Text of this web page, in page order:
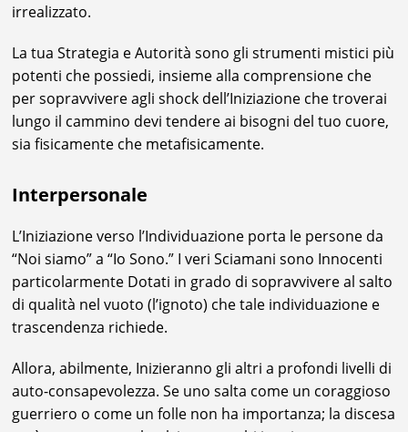
irrealizzato.
La tua Strategia e Autorità sono gli strumenti mistici più
potenti che possiedi, insieme alla comprensione che
per sopravvivere agli shock dell’Iniziazione che troverai
lungo il cammino devi tendere ai bisogni del tuo cuore,
sia fisicamente che metafisicamente.
Interpersonale
L’Iniziazione verso l’Individuazione porta le persone da
“Noi siamo” a “Io Sono.” I veri Sciamani sono Innocenti
particolarmente Dotati in grado di sopravvivere al salto
di qualità nel vuoto (l’ignoto) che tale individuazione e
trascendenza richiede.
Allora, abilmente, Inizieranno gli altri a profondi livelli di
auto-consapevolezza. Se uno salta come un coraggioso
guerriero o come un folle non ha importanza; la discesa